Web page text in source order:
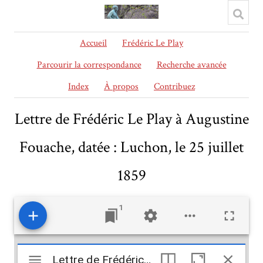
Accueil
Frédéric Le Play
Parcourir la correspondance
Recherche avancée
Index
À propos Contribuez
Lettre de Frédéric Le Play à Augustine
Fouache, datée : Luchon, le 25 juillet
1859
1
Mirador
Lettre de Frédéric Le Play à Augustine Fouache, datée : Luchon, le 25 juillet 1859